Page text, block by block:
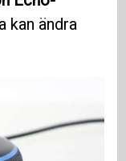
kan ändra